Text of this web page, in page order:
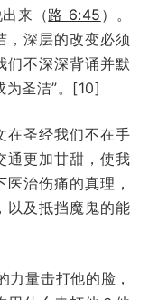
来（路 6:45 ）。
，深层的改变必须
们不深深背诵并默
为圣洁”。[10]
在圣经我们不在手
通更加甘甜，使我
治伤痛的真理，
以及抵挡魔鬼的能
力量击打他的脸，